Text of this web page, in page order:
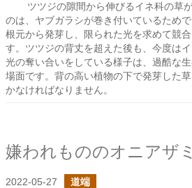
ツツジの隙間から伸びるイネ科の草
のは、ヤブガラシが巻き付いているため
根元から発芽し、限られた光を求めて競
す。ツツジの背丈を超えた後も、今度は
光の奪い合いをしている様子は、過酷な
場面です。背の高い植物の下で発芽した
かなければなりません。
嫌われもののオニアザ
2022-05-27 道端